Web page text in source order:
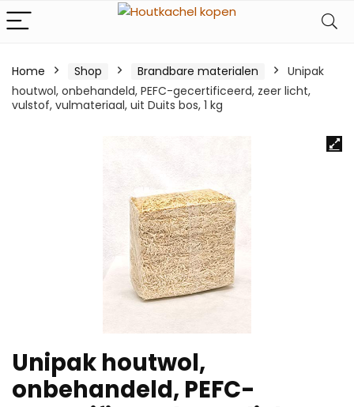
Home Shop Brandbare materialen
Unipak
houtwol, onbehandeld, PEFC-gecertificeerd, zeer licht,
vulstof, vulmateriaal, uit Duits bos, 1 kg
Unipak houtwol,
onbehandeld, PEFC-